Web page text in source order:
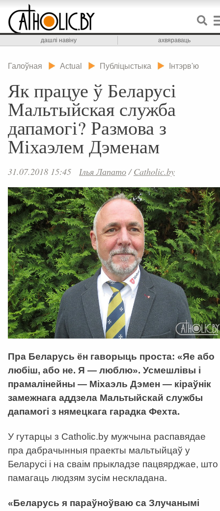
дашлі навіну ахвяраваць
Галоўная Actual Публіцыстыка Інтэрв'ю
Як працуе ў Беларусі
Мальтыйская служба
дапамогі? Размова з
Міхаэлем Дэменам
31.07.2018 15:45 Ілья Лапато/Catholic.by
Пра Беларусь ён гаворыць проста: «Яе або
любіш, або не. Я — люблю». Усмешлівы і
прамалінейны — Міхаэль Дэмен — кіраўнік
замежнага аддзела Мальтыйскай службы
дапамогі з нямецкага гарадка Фехта.
У гутарцы з Catholic.by мужчына распавядае
пра дабрачынныя праекты мальтыйцаў у
Беларусі і на сваім прыкладзе пацвярджае, што
памагаць людзям зусім нескладана.
«Беларусь я параўноўваю са Злучанымі